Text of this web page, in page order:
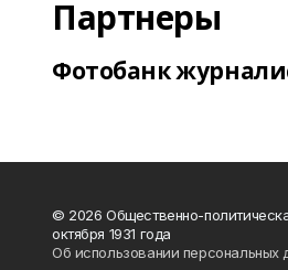
Партнеры
Фотобанк
© 2026 Общественно-
октября 1931 года
Об использовании персональных